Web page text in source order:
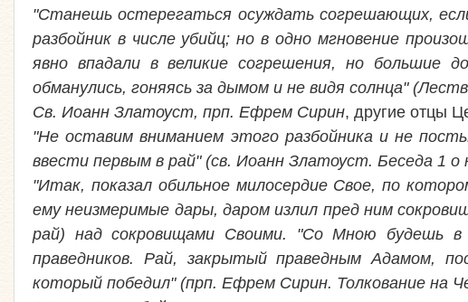
"Станешь остерегаться осуждать согрешающих,
разбойник в числе убийц; но в одно мгновение
явно впадали в великие согрешения, но большие
обманулись, гоняясь за дымом и не видя солнца"
Св. Иоанн Златоуст, прп. Ефрем Сирин, другие отцы
"Не оставим вниманием этого разбойника и не
ввести первым в рай" (св. Иоанн Златоуст. Беседа 1 о
"Итак, показал обильное милосердие Свое, по
ему неизмеримые дары, даром излил пред ним
рай) над сокровищами Своими. "Со Мною будешь
праведников. Рай, закрытый праведным Адамом,
который победил" (прп. Ефрем Сирин. Толкование на